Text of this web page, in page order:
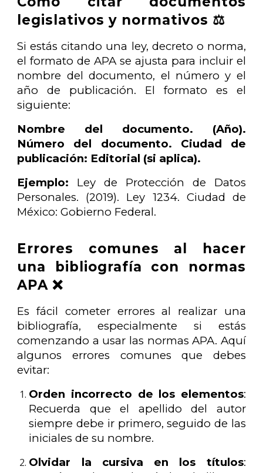
legislativos y normativos ⚖️
Si estás citando una ley, decreto o norma,
el formato de APA se ajusta para incluir el
nombre del documento, el número y el
año de publicación. El formato es el
siguiente:
Nombre del documento. (Año).
Número del documento. Ciudad de
publicación: Editorial (si aplica).
Ejemplo: Ley de Protección de Datos
Personales. (2019). Ley 1234. Ciudad de
México: Gobierno Federal.
Errores comunes al hacer
una bibliografía con normas
APA ❌
Es fácil cometer errores al realizar una
bibliografía, especialmente si estás
comenzando a usar las normas APA. Aquí
algunos errores comunes que debes
evitar:
Orden incorrecto de los elementos:
Recuerda que el apellido del autor
siempre debe ir primero, seguido de las
iniciales de su nombre.
Olvidar la cursiva en los títulos: